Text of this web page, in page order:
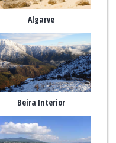
Algarve
Beira Interior